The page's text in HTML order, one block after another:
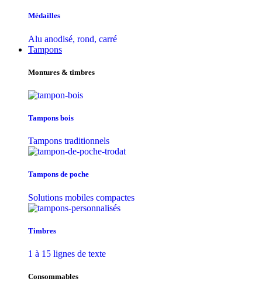
Médailles
Alu anodisé, rond, carré
Tampons
Montures & timbres
Tampons bois
Tampons traditionnels
Tampons de poche
Solutions mobiles compactes
Timbres
1 à 15 lignes de texte
Consommables